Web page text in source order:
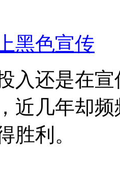
黑色宣传
入还是在
近几年却
胜利。